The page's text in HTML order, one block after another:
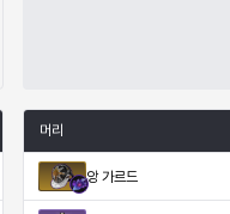
머리
앙 가르드